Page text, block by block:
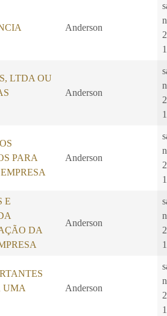
Anderson
LTDA OU
Anderson
PARA
Anderson
E
DA
Anderson
UMA
Anderson